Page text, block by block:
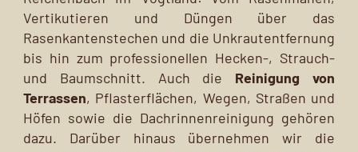
Vertikutieren und Düngen über das
Rasenkantenstechen und die Unkrautentfernung
bis hin zum professionellen Hecken-, Strauch-
und Baumschnitt. Auch die Reinigung von
Terrassen, Pflasterflächen, Wegen, Straßen und
Höfen sowie die Dachrinnenreinigung gehören
dazu. Darüber hinaus übernehmen wir die